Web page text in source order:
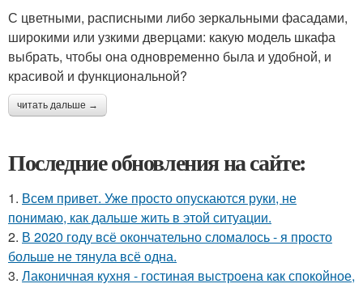
С цветными, расписными либо зеркальными фасадами,
широкими или узкими дверцами: какую модель шкафа
выбрать, чтобы она одновременно была и удобной, и
красивой и функциональной?
читать дальше →
Последние обновления на сайте:
1. Всем привет. Уже просто опускаются руки, не
понимаю, как дальше жить в этой ситуации.
2. В 2020 году всё окончательно сломалось - я просто
больше не тянула всё одна.
3. Лаконичная кухня - гостиная выстроена как спокойное,